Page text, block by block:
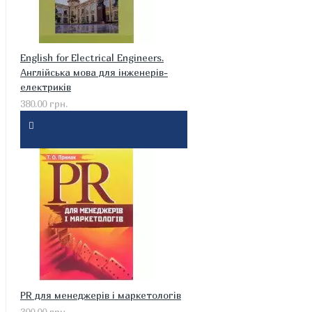
English for Electrical Engineers.
Англійська мова для інженерів-
електриків
380.00 грн.
PR для менеджерів і маркетологів